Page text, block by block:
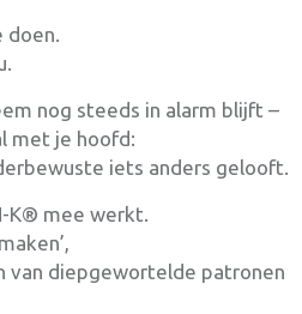
doen.
nog steeds in alarm blijft –
met je hoofd:
iets anders gelooft.
K® mee werkt.
van diepgewortelde patronen